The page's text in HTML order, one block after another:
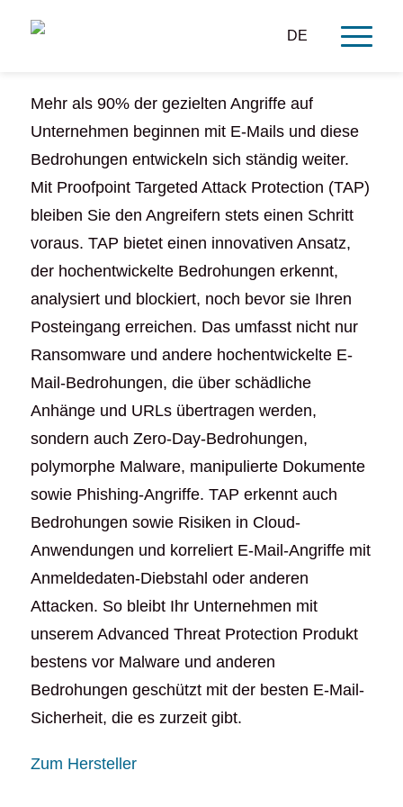
DE
Mehr als 90% der gezielten Angriffe auf
Unternehmen beginnen mit E-Mails und diese
Bedrohungen entwickeln sich ständig weiter.
Mit Proofpoint Targeted Attack Protection (TAP)
bleiben Sie den Angreifern stets einen Schritt
voraus. TAP bietet einen innovativen Ansatz,
der hochentwickelte Bedrohungen erkennt,
analysiert und blockiert, noch bevor sie Ihren
Posteingang erreichen. Das umfasst nicht nur
Ransomware und andere hochentwickelte E-
Mail-Bedrohungen, die über schädliche
Anhänge und URLs übertragen werden,
sondern auch Zero-Day-Bedrohungen,
polymorphe Malware, manipulierte Dokumente
sowie Phishing-Angriffe. TAP erkennt auch
Bedrohungen sowie Risiken in Cloud-
Anwendungen und korreliert E-Mail-Angriffe mit
Anmeldedaten-Diebstahl oder anderen
Attacken. So bleibt Ihr Unternehmen mit
unserem Advanced Threat Protection Produkt
bestens vor Malware und anderen
Bedrohungen geschützt mit der besten E-Mail-
Sicherheit, die es zurzeit gibt.
Zum Hersteller